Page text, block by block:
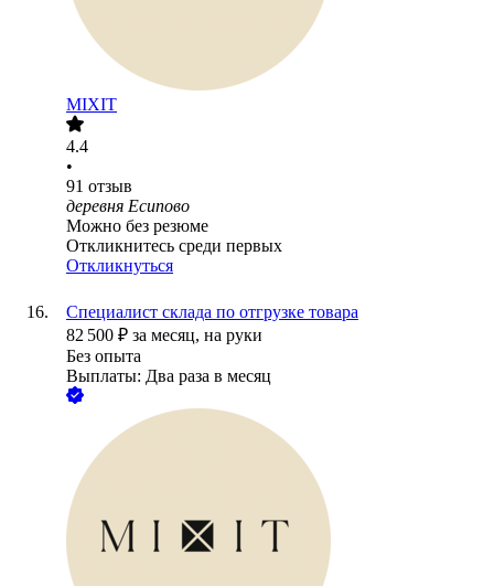
MIXIT
4.4
•
91 отзыв
деревня Есипово
Можно без резюме
Откликнитесь среди первых
Откликнуться
Специалист склада по отгрузке товара
82 500 ₽ за месяц, на руки
Без опыта
Выплаты: Два раза в месяц